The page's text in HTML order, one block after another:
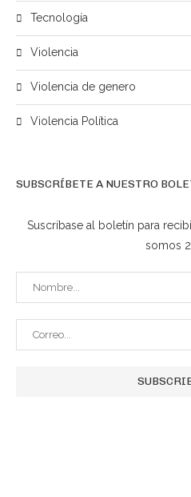
Tecnología
Violencia
Violencia de genero
Violencia Política
SUBSCRÍBETE A NUESTRO
Suscríbase al boletín para
somos